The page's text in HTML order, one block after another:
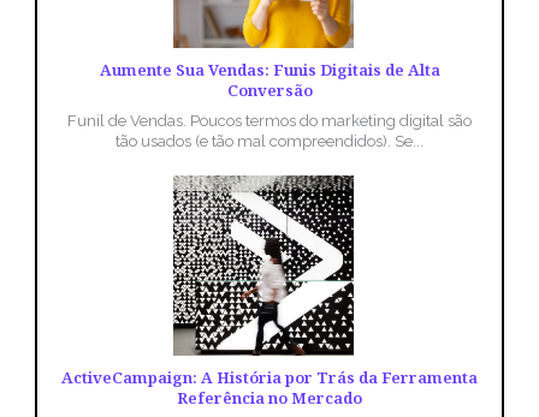
Aumente Sua Vendas: Funis Digitais de Alta
Conversão
Funil de Vendas. Poucos termos do marketing digital são
tão usados (e tão mal compreendidos). Se...
ActiveCampaign: A História por Trás da Ferramenta
Referência no Mercado